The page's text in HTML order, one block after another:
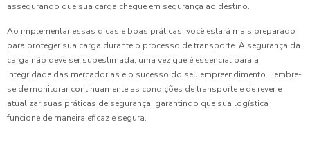
assegurando que sua carga chegue em segurança ao destino.
Ao implementar essas dicas e boas práticas, você estará mais preparado
para proteger sua carga durante o processo de transporte. A segurança da
carga não deve ser subestimada, uma vez que é essencial para a
integridade das mercadorias e o sucesso do seu empreendimento. Lembre-
se de monitorar continuamente as condições de transporte e de rever e
atualizar suas práticas de segurança, garantindo que sua logística
funcione de maneira eficaz e segura.